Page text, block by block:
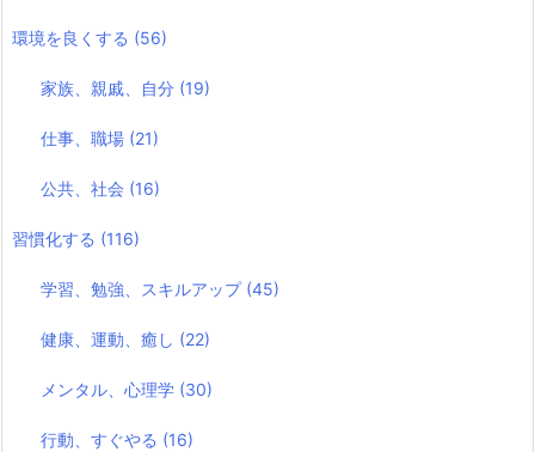
環境を良くする (56)
家族、親戚、自分 (19)
仕事、職場 (21)
公共、社会 (16)
習慣化する (116)
学習、勉強、スキルアップ (45)
健康、運動、癒し (22)
メンタル、心理学 (30)
行動、すぐやる (16)